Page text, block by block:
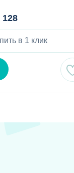
128
в 1 клик